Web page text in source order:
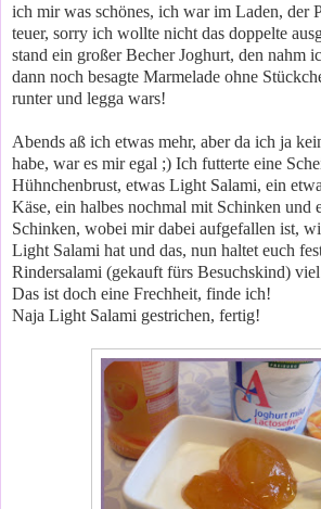
ich mir was schönes, ich war im Laden, der
teuer, sorry ich wollte nicht das doppelte
stand ein großer Becher Joghurt, den nahm
dann noch besagte Marmelade ohne
runter und legga wars!
Abends aß ich etwas mehr, aber da ich ja
habe, war es mir egal ;) Ich futterte eine
Hühnchenbrust, etwas Light Salami, ein
Käse, ein halbes nochmal mit Schinken und
Schinken, wobei mir dabei aufgefallen ist,
Light Salami hat und das, nun haltet euch
Rindersalami (gekauft fürs Besuchskind)
Das ist doch eine Frechheit, finde ich!
Naja Light Salami gestrichen, fertig!